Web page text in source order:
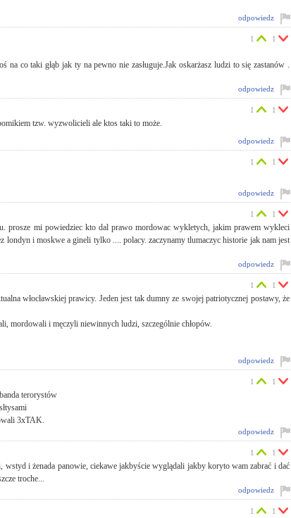
odpowiedz
co taki głąb jak ty na pewno nie zasługuje.Jak oskarżasz ludzi to się zastanów .
1 1
odpowiedz
tzw. wyzwolicieli ale ktos taki to może.
1 1
odpowiedz
1 1
odpowiedz
prosze mi powiedziec kto dal prawo mordowac wykletych, jakim prawem wykleci
i moskwe a gineli tylko .... polacy. zaczynamy tlumaczyc historie jak nam jest
1 1
odpowiedz
włocławskiej prawicy. Jeden jest tak dumny ze swojej patriotycznej postawy, że
mordowali i męczyli niewinnych ludzi, szczególnie chłopów.
1 1
odpowiedz
terorystów
3xTAK.
1 1
odpowiedz
wstyd i żenada panowie, ciekawe jakbyście wyglądali jakby koryto wam zabrać i dać
troche...
1 1
odpowiedz
1 1